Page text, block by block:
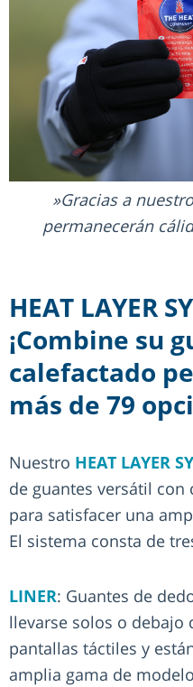
Gracias a
permanecerán
HEAT LAYER
¡Combine su
calefactado
más de 79
Nuestro HEAT LAYER
de guantes versátil con
para satisfacer una
El sistema consta de
LINER: Guantes de
llevarse solos o debajo
pantallas táctiles y
amplia gama de